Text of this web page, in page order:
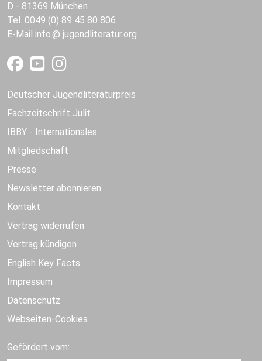
D - 81369 München
Tel. 0049 (0) 89 45 80 806
E-Mail info jugendliteratur.org
Deutscher Jugendliteraturpreis
Fachzeitschrift Julit
IBBY - Internationales
Mitgliedschaft
Presse
Newsletter abonnieren
Kontakt
Vertrag widerrufen
Vertrag kündigen
English Key Facts
Impressum
Datenschutz
Webseiten-Cookies
Gefördert vom: